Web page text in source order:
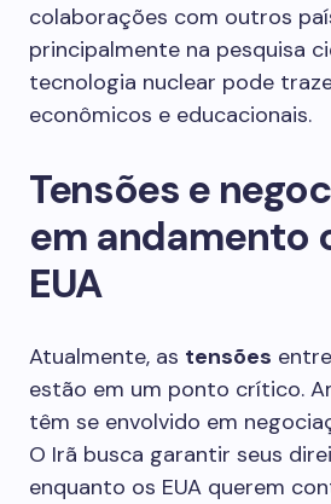
colaborações com outros
principalmente na pesquisa
tecnologia nuclear pode
econômicos e educacionais.
Tensões e
em andamento
EUA
Atualmente, as tensões
estão em um ponto crítico.
têm se envolvido em
O Irã busca garantir seus
enquanto os EUA querem